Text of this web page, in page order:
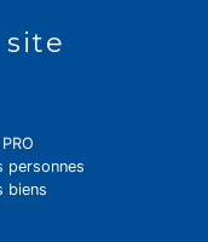
site
personnes
biens